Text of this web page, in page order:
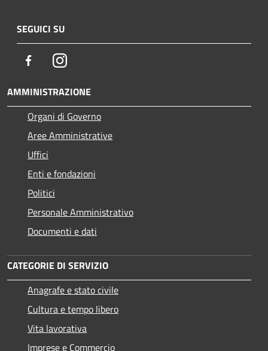
SEGUICI SU
FacebookInstagram
AMMINISTRAZIONE
Organi di Governo
Aree Amministrative
Uffici
Enti e fondazioni
Politici
Personale Amministrativo
Documenti e dati
CATEGORIE DI SERVIZIO
Anagrafe e stato civile
Cultura e tempo libero
Vita lavorativa
Imprese e Commercio